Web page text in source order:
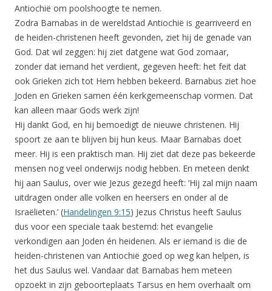
Antiochië om poolshoogte te nemen.
Zodra Barnabas in de wereldstad Antiochië is gearriveerd en
de heiden-christenen heeft gevonden, ziet hij de genade van
God. Dat wil zeggen: hij ziet datgene wat God zomaar,
zonder dat iemand het verdient, gegeven heeft: het feit dat
ook Grieken zich tot Hem hebben bekeerd. Barnabus ziet hoe
Joden en Grieken samen één kerkgemeenschap vormen. Dat
kan alleen maar Gods werk zijn!
Hij dankt God, en hij bemoedigt de nieuwe christenen. Hij
spoort ze aan te blijven bij hun keus. Maar Barnabas doet
meer. Hij is een praktisch man. Hij ziet dat deze pas bekeerde
mensen nog veel onderwijs nodig hebben. En meteen denkt
hij aan Saulus, over wie Jezus gezegd heeft: ‘Hij zal mijn naam
uitdragen onder alle volken en heersers en onder al de
Israëlieten.’ (Handelingen 9:15) Jezus Christus heeft Saulus
dus voor een speciale taak bestemd: het evangelie
verkondigen aan Joden én heidenen. Als er iemand is die de
heiden-christenen van Antiochië goed op weg kan helpen, is
het dus Saulus wel. Vandaar dat Barnabas hem meteen
opzoekt in zijn geboorteplaats Tarsus en hem overhaalt om